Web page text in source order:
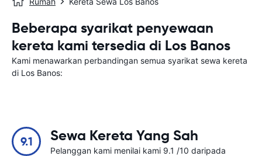
Beberapa syarikat penyewaan
kereta kami tersedia di Los Banos
Kami menawarkan perbandingan semua syarikat sewa kereta
di Los Banos:
9.1 Sewa Kereta Yang Sah
Pelanggan kami menilai kami 9.1 /10 daripada